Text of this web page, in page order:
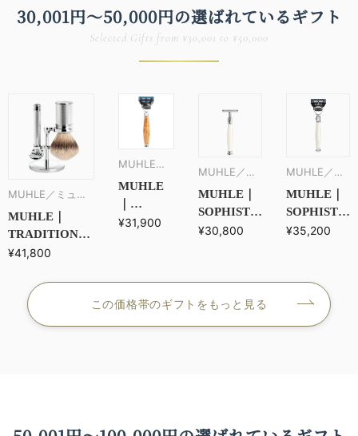
30,001円〜50,000円の選ばれている​ギフト
Selected Gifts from ¥30,001 to ¥50,000
MUHLE／ミュー
レ
MUHLE｜
TRADITIONAL
シェービングセ
¥41,800
MUHLE／
ミューレ
MUHLE
｜
PURIST
チ 替
刃：
¥31,900
MUHLE／ミ
ューレ
MUHLE｜
SOPHIST
両刃かみそ
ン 替刃：
両刃
¥30,800
MUHLE／ミ
ューレ
MUHLE｜
SOPHIST
レイザー
イトポセラ
ン 替刃：
¥35,200
この価格帯のギフトをもっと見る